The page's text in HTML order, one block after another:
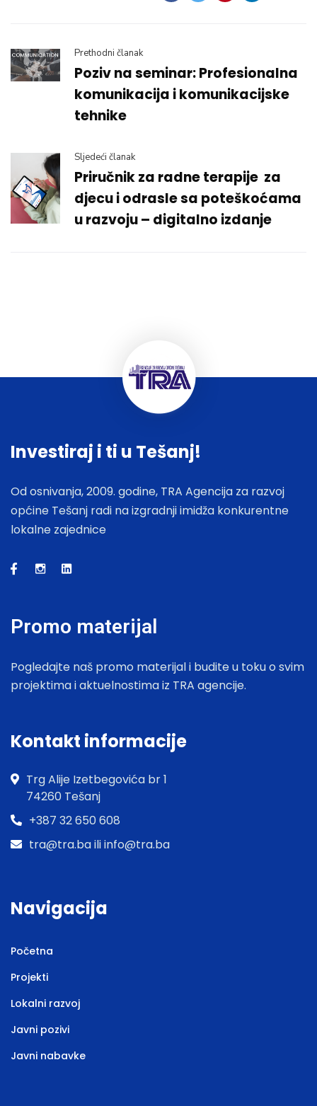
Prethodni članak
Poziv na seminar: Profesionalna
komunikacija i komunikacijske
tehnike
Sljedeći članak
Priručnik za radne terapije za
djecu i odrasle sa poteškoćama
u razvoju – digitalno izdanje
Investiraj i ti u Tešanj!
Od osnivanja, 2009. godine, TRA Agencija za razvoj
općine Tešanj radi na izgradnji imidža konkurentne
lokalne zajednice
Promo materijal
Pogledajte naš promo materijal i budite u toku o svim
projektima i aktuelnostima iz TRA agencije.
Kontakt informacije
Trg Alije Izetbegovića br 1
74260 Tešanj
+387 32 650 608
tra@tra.ba ili info@tra.ba
Navigacija
Početna
Projekti
Lokalni razvoj
Javni pozivi
Javni nabavke